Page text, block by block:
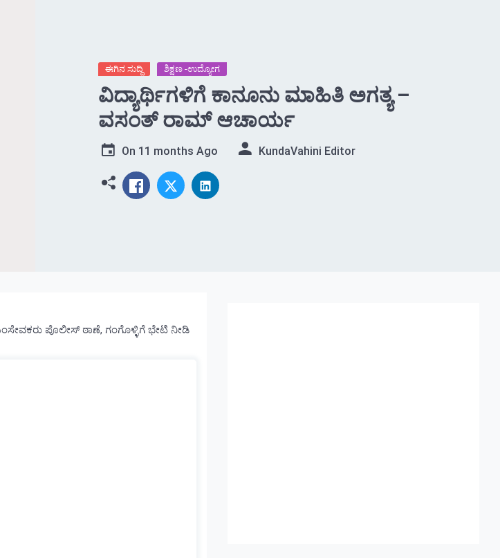
ಈಗಿನ ಸುದ್ದಿ ಶಿಕ್ಷಣ -ಉದ್ಯೋಗ
ವಿದ್ಯಾರ್ಥಿಗಳಿಗೆ ಕಾನೂನು ಮಾಹಿತಿ ಅಗತ್ಯ –
ವಸಂತ್ ರಾಮ್ ಆಚಾರ್ಯ
On 11 months Ago KundaVahini Editor
ಪೊಲೀಸ್ ಠಾಣೆ, ಗಂಗೊಳ್ಳಿಗೆ ಭೇಟಿ ನೀಡಿ